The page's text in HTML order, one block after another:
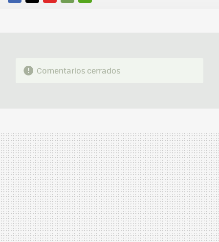
FACEBOOK
TWITTERFLIPBOARD
E-
WHATSAPP
Comentarios cerrados